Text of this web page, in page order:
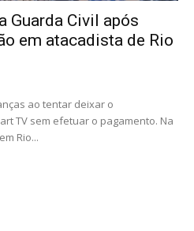
Guarda Civil após
em atacadista de Rio
ao tentar deixar o
TV sem efetuar o pagamento. Na
Rio...